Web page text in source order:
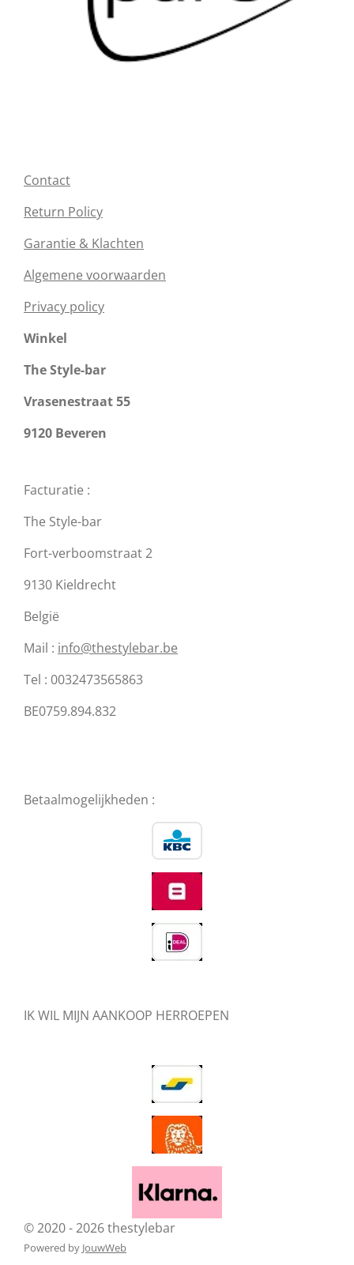
Contact
Return Policy
Garantie & Klachten
Algemene voorwaarden
Privacy policy
Winkel
The Style-bar
Vrasenestraat 55
9120 Beveren
Facturatie :
The Style-bar
Fort-verboomstraat 2
9130 Kieldrecht
België
Mail : info@thestylebar.be
Tel : 0032473565863
BE0759.894.832
Betaalmogelijkheden :
IK WIL MIJN AANKOOP HERROEPEN
© 2020 - 2026 thestylebar
Powered by JouwWeb